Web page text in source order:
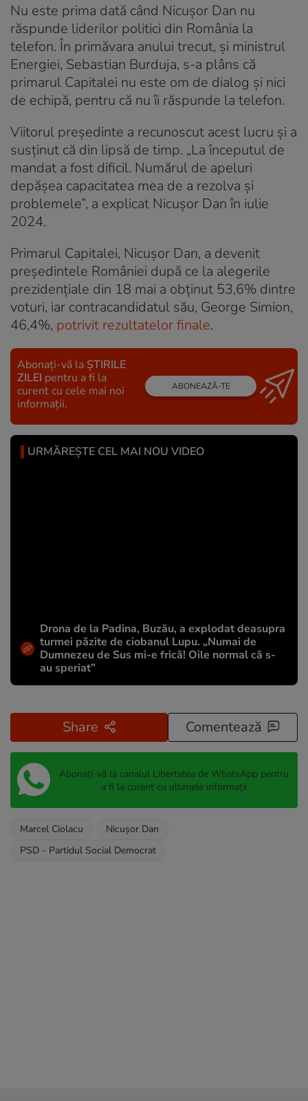
Nu este prima dată când Nicușor Dan nu
răspunde liderilor politici din România la
telefon. În primăvara anului trecut, și ministrul
Energiei, Sebastian Burduja, s-a plâns că
primarul Capitalei nu este om de dialog și nici
de echipă, pentru că nu îi răspunde la telefon.
Viitorul președinte a recunoscut acest lucru și a
susținut că din lipsă de timp. „La începutul de
mandat a fost dificil. Numărul de apeluri
depăşea capacitatea mea de a rezolva şi
problemele”, a explicat Nicușor Dan în iulie
2024.
Primarul Capitalei, Nicușor Dan, a devenit
președintele României după ce la alegerile
prezidențiale din 18 mai a obţinut 53,6% dintre
voturi, iar contracandidatul său, George Simion,
46,4%, potrivit rezultatelor finale.
Abonați-vă la ȘTIRILE
ZILEI pentru a fi la
curent cu cele mai noi
informații.
ABONEAZĂ-TE
URMĂREȘTE CEL MAI NOU VIDEO
Drona de la Padina, Buzău, a explodat deasupra
turmei păzite de ciobanul Lupu. „Numai de
Dumnezeu de Sus mi-e frică! Oile normal că s-
au speriat”
Share Comentează
Abonați-vă la canalul Libertatea de WhatsApp pentru
a fi la curent cu ultimele informații
Marcel Ciolacu
Nicușor Dan
PSD - Partidul Social Democrat